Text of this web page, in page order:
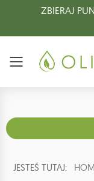
ZBIERAJ
Menu
JESTEŚ TUTAJ: